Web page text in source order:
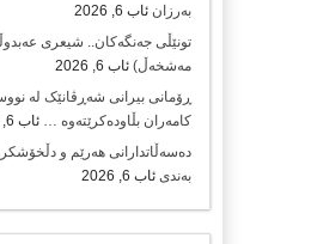
بەرزان ئاب 6, 2026
تونێڵی جەنگەکان.. شیعری
مەشخەڵ) ئاب 6, 2026
ڕۆمانی بیرانی شەڕڤانێک لە
کامەران بڵاودەکرێتەوە … ئاب 6, 2026
دەسەڵاتدارانی هەرێم و
بەندی ئاب 6, 2026